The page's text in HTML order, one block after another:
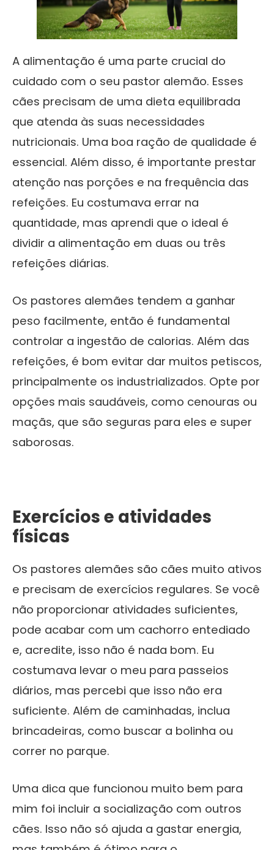
A alimentação é uma parte crucial do
cuidado com o seu pastor alemão. Esses
cães precisam de uma dieta equilibrada
que atenda às suas necessidades
nutricionais. Uma boa ração de qualidade é
essencial. Além disso, é importante prestar
atenção nas porções e na frequência das
refeições. Eu costumava errar na
quantidade, mas aprendi que o ideal é
dividir a alimentação em duas ou três
refeições diárias.
Os pastores alemães tendem a ganhar
peso facilmente, então é fundamental
controlar a ingestão de calorias. Além das
refeições, é bom evitar dar muitos petiscos,
principalmente os industrializados. Opte por
opções mais saudáveis, como cenouras ou
maçãs, que são seguras para eles e super
saborosas.
Exercícios e atividades
físicas
Os pastores alemães são cães muito ativos
e precisam de exercícios regulares. Se você
não proporcionar atividades suficientes,
pode acabar com um cachorro entediado
e, acredite, isso não é nada bom. Eu
costumava levar o meu para passeios
diários, mas percebi que isso não era
suficiente. Além de caminhadas, inclua
brincadeiras, como buscar a bolinha ou
correr no parque.
Uma dica que funcionou muito bem para
mim foi incluir a socialização com outros
cães. Isso não só ajuda a gastar energia,